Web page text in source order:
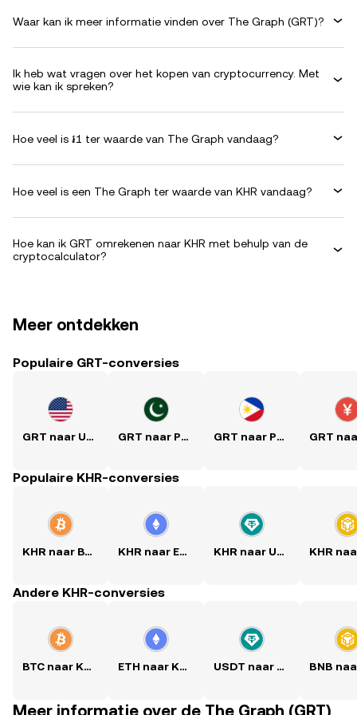
Waar kan ik meer informatie vinden over The Graph (GRT)?
Ik heb wat vragen over het kopen van cryptocurrency. Met
wie kan ik spreken?
Hoe veel is ៛1 ter waarde van The Graph vandaag?
Hoe veel is een The Graph ter waarde van KHR vandaag?
Hoe kan ik GRT omrekenen naar KHR met behulp van de
cryptocalculator?
Meer ontdekken
Populaire GRT-conversies
GRT naar USD GRT naar PKR GRT naar PHP
Populaire KHR-conversies
KHR naar BTC KHR naar ETH KHR naar USDT
Andere KHR-conversies
BTC naar KHR ETH naar KHR USDT naar KHR
Meer informatie over de The Graph (GRT)